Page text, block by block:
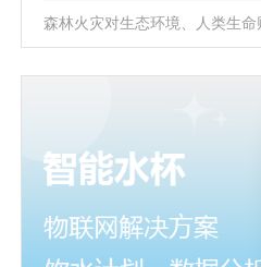
森林火灾对生态环境、人类生
于森林面积广阔、地形复杂，
范围有限、响应不...